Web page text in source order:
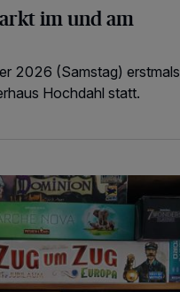
im und am
2026 (Samstag) erstmals
Hochdahl statt.